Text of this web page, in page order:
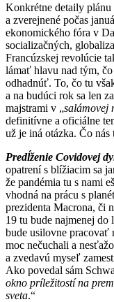
Konkrétne detaily
a zverejnené počas
ekonomického fóra v
socializačných,
Francúzskej revolúcie
lámať hlavu nad tým,
odhadnúť. To, čo tu
a na budúci rok sa len
majstrami v „salámovej
definitívne a oficiálne
už je iná otázka. Čo nás
Predĺženie Covidovej
opatrení s blížiacim sa
že pandémia tu s nami
vhodná na prácu s
prezidenta Macrona, či
19 tu bude najmenej do
bude usilovne pracovať
moc nečuchali a
a zvedavú myseľ
Ako povedal sám
okno príležitostí na
sveta.“